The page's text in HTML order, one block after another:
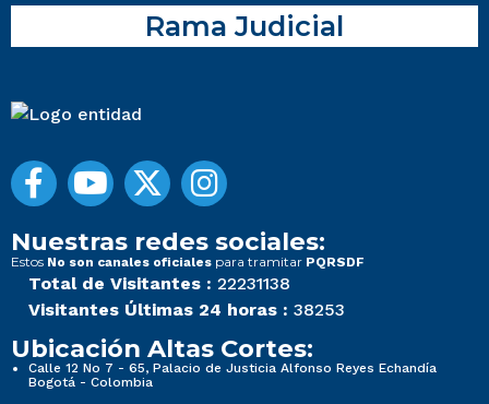
Rama Judicial
Nuestras redes sociales:
Estos No son canales oficiales para tramitar PQRSDF
Total de Visitantes : 22231138
Visitantes Últimas 24 horas : 38253
Ubicación Altas Cortes:
Calle 12 No 7 - 65, Palacio de Justicia Alfonso Reyes Echandía
Bogotá - Colombia